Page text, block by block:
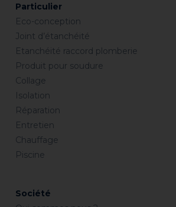
Particulier
Eco-conception
Joint d’étanchéité
Etanchéité raccord plomberie
Produit pour soudure
Collage
Isolation
Réparation
Entretien
Chauffage
Piscine
Société